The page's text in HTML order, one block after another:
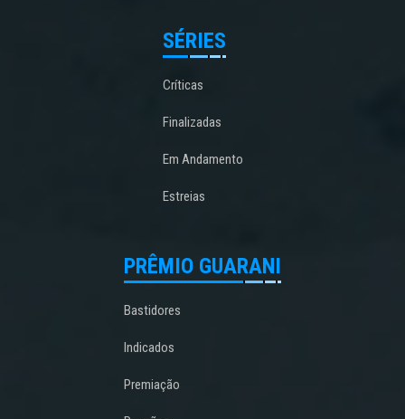
SÉRIES
Críticas
Finalizadas
Em Andamento
Estreias
PRÊMIO GUARANI
Bastidores
Indicados
Premiação